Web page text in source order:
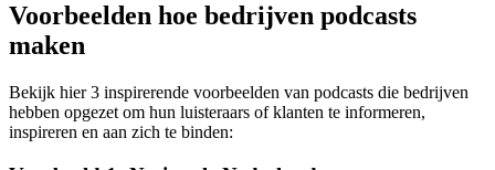
Voorbeelden hoe bedrijven podcasts
maken
Bekijk hier 3 inspirerende voorbeelden van podcasts die bedrijven
hebben opgezet om hun luisteraars of klanten te informeren,
inspireren en aan zich te binden: